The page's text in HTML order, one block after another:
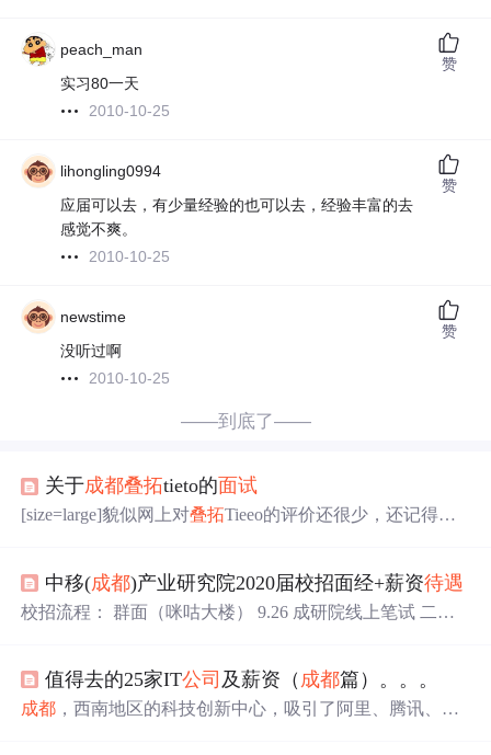
peach_man
实习80一天
2010-10-25
赞
lihongling0994
应届可以去，有少量经验的也可以去，经验丰富的去
感觉不爽。
2010-10-25
赞
newstime
没听过啊
2010-10-25
赞
——到底了——
关于成都叠拓tieto的面试
[size=large]貌似网上对叠拓Tieeo的评价还很少，还记得去
有太大勇气去投高级的职位。现在写这些出来，完全是为
了纪念那时找工作的时光 投了简历后，就接到了叠拓打来
中移(成都)产业研究院2020届校招面经+薪资待遇
校招流程： 群面（咪咕大楼） 9.26 成研院线上笔试 二面
笔试 11.08 体检与背调（三甲医院自费体检，体检项目还
挺多） 11.18 offer邮件（体检和背调回传后一个工作日一
值得去的25家IT公司 及薪资（ 成都篇）。。。
成都 ，西南地区的科技创新中心，吸引了阿里、腾讯、华